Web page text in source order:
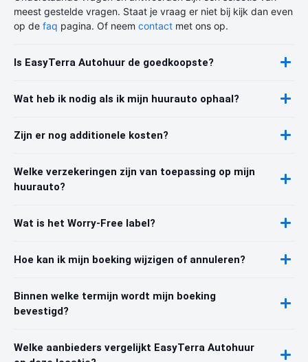
meest gestelde vragen. Staat je vraag er niet bij kijk dan even
op de faq pagina. Of neem contact met ons op.
Is EasyTerra Autohuur de goedkoopste?
Wat heb ik nodig als ik mijn huurauto ophaal?
Zijn er nog additionele kosten?
Welke verzekeringen zijn van toepassing op mijn
huurauto?
Wat is het Worry-Free label?
Hoe kan ik mijn boeking wijzigen of annuleren?
Binnen welke termijn wordt mijn boeking
bevestigd?
Welke aanbieders vergelijkt EasyTerra Autohuur